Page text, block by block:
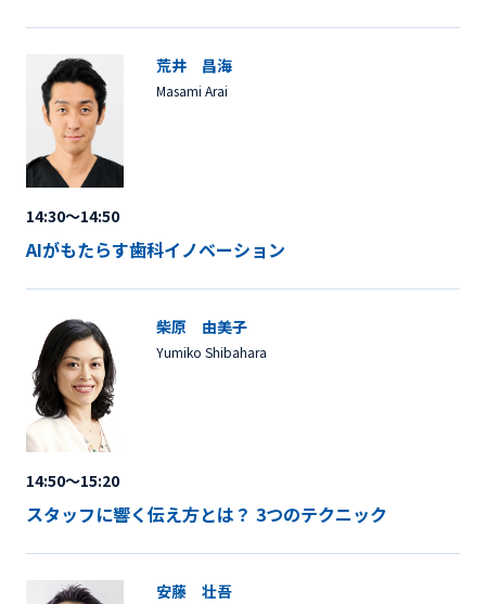
荒井 昌海
Masami Arai
14:30～14:50
AIがもたらす歯科イノベーション
柴原 由美子
Yumiko Shibahara
14:50～15:20
スタッフに響く伝え方とは？ 3つのテクニック
安藤 壮吾